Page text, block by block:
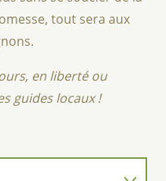
tout sera aux
en liberté ou
guides locaux !